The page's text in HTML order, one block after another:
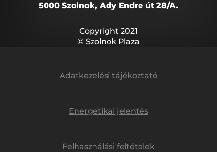
5000 Szolnok, Ady Endre út 28/A.
Copyright 2021
© Szolnok Plaza
Adatkezelési tájékoztató
Energetikai jelentés
Felhasználási feltételek